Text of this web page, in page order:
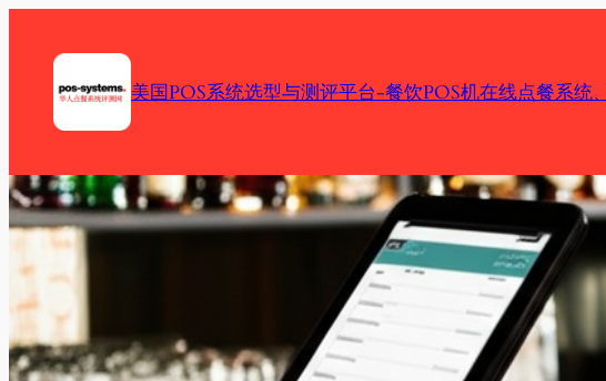
content
美国POS系统选型与测评平台-餐饮POS机在线点餐系统